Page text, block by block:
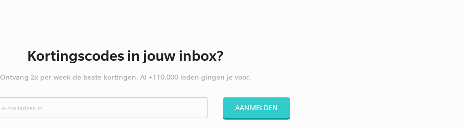
Kortingscodes in jouw inbox?
Ontvang 2x per week de beste kortingen. Al +110.000 leden gingen je voor.
AANMELDEN